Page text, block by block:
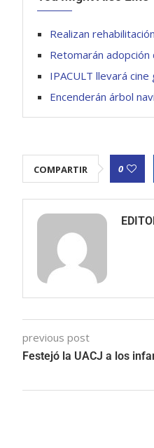
Realizan
Retomarán
IPACULT llevará
Encenderán árbol
COMPARTIR 0
previous post
Festejó la UACJ a los